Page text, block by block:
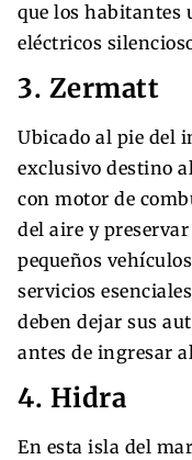
que los habitantes
eléctricos
3. Zermatt
Ubicado al pie del
exclusivo destino
con motor de
del aire y
pequeños
servicios
deben dejar sus
antes de ingresar
4. Hidra
En esta isla del